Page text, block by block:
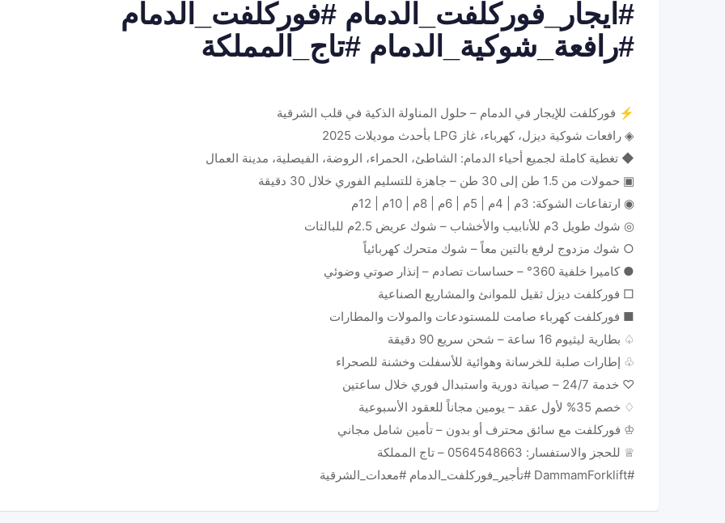
#ايجار_فوركلفت_الدمام #فوركلفت_الدمام
#رافعة_شوكية_الدمام #تاج_المملكة
⚡ فوركلفت للإيجار في الدمام – حلول المناولة الذكية في قلب الشرقية
◈ رافعات شوكية ديزل، كهرباء، غاز LPG بأحدث موديلات 2025
◆ تغطية كاملة لجميع أحياء الدمام: الشاطئ، الحمراء، الروضة، الفيصلية، مدينة العمال
▣ حمولات من 1.5 طن إلى 30 طن – جاهزة للتسليم الفوري خلال 30 دقيقة
◉ ارتفاعات الشوكة: 3م | 4م | 5م | 6م | 8م | 10م | 12م
◎ شوك طويل 3م للأنابيب والأخشاب – شوك عريض 2.5م للبالتات
○ شوك مزدوج لرفع بالتين معاً – شوك متحرك كهربائياً
● كاميرا خلفية 360° – حساسات تصادم – إنذار صوتي وضوئي
□ فوركلفت ديزل ثقيل للموانئ والمشاريع الصناعية
■ فوركلفت كهرباء صامت للمستودعات والمولات والمطارات
♤ بطارية ليثيوم 16 ساعة – شحن سريع 90 دقيقة
♧ إطارات صلبة للخرسانة وهوائية للأسفلت وخشنة للصحراء
♡ خدمة 24/7 – صيانة دورية واستبدال فوري خلال ساعتين
♢ خصم 35% لأول عقد – يومين مجاناً للعقود الأسبوعية
♔ فوركلفت مع سائق محترف أو بدون – تأمين شامل مجاني
♕ للحجز والاستفسار: 0564548663 – تاج المملكة
#DammamForklift #تأجير_فوركلفت_الدمام #معدات_الشرقية